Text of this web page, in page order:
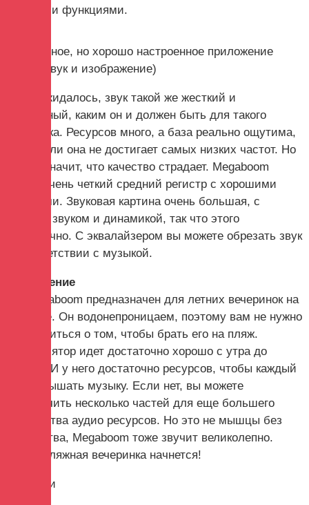
с новыми функциями.
Очищенное, но хорошо настроенное приложение
(Фото: звук и изображение)
Как и ожидалось, звук такой же жесткий и
массивный, каким он и должен быть для такого
динамика. Ресурсов много, а база реально ощутима,
даже если она не достигает самых низких частот. Но
это не значит, что качество страдает. Megaboom
имеет очень четкий средний регистр с хорошими
деталями. Звуковая картина очень большая, с
полным звуком и динамикой, так что этого
достаточно. С эквалайзером вы можете обрезать звук
в соответствии с музыкой.
заключение
УП Megaboom предназначен для летних вечеринок на
природе. Он водонепроницаем, поэтому вам не нужно
беспокоиться о том, чтобы брать его на пляж.
Аккумулятор идет достаточно хорошо с утра до
вечера. И у него достаточно ресурсов, чтобы каждый
мог услышать музыку. Если нет, вы можете
подключить несколько частей для еще большего
количества аудио ресурсов. Но это не мышцы без
изящества, Megaboom тоже звучит великолепно.
Пусть пляжная вечеринка начнется!
рейтинги